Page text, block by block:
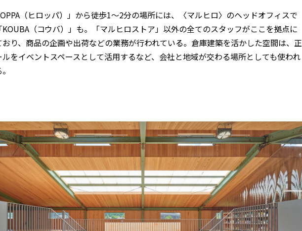
（ヒロッパ）」から徒歩1～2分の場所には、〈マルヒロ〉のヘッドオフィスで
KOUBA（コウバ）」も。「マルヒロストア」以外の全てのスタッフがここを拠点に
り、商品の企画や出荷などの業務が行われている。倉庫建築を活かした空間は、正
ルをイベントスペースとして活用するなど、会社と地域が交わる場所としても使われ